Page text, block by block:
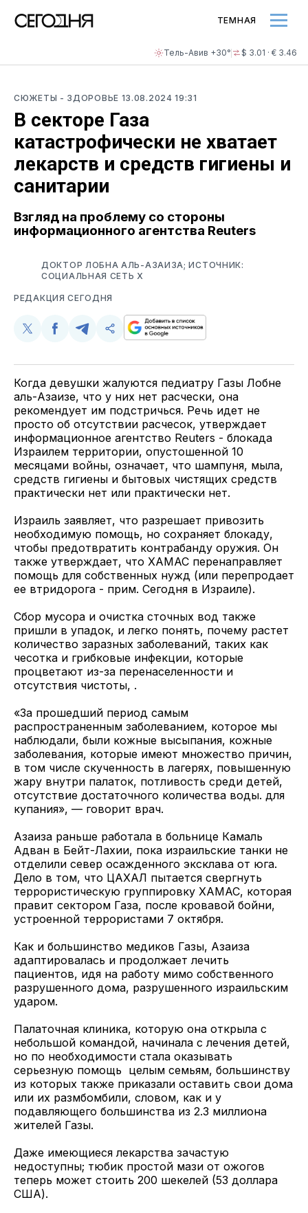
Тель-Авив +30° $ 3.01 · € 3.46
ТЕМНАЯ
СЮЖЕТЫ - ЗДОРОВЬЕ 13.08.2024 19:31
В секторе Газа
катастрофически не хватает
лекарств и средств гигиены и
санитарии
Взгляд на проблему со стороны
информационного агентства Reuters
ДОКТОР ЛОБНА АЛЬ-АЗАИЗА; ИСТОЧНИК:
СОЦИАЛЬНАЯ СЕТЬ Х
РЕДАКЦИЯ СЕГОДНЯ
Поделиться
Twitter
Поделиться
Facebook
Поделиться
Telegram
Скопируйте
поделитесь
Когда девушки жалуются педиатру Газы Лобне
аль-Азаизе, что у них нет расчески, она
рекомендует им подстричься. Речь идет не
просто об отсутствии расчесок, утверждает
информационное агентство Reuters - блокада
Израилем территории, опустошенной 10
месяцами войны, означает, что шампуня, мыла,
средств гигиены и бытовых чистящих средств
практически нет или практически нет.
Израиль заявляет, что разрешает привозить
необходимую помощь, но сохраняет блокаду,
чтобы предотвратить контрабанду оружия. Он
также утверждает, что ХАМАС перенаправляет
помощь для собственных нужд (или перепродает
ее втридорога - прим. Сегодня в Израиле).
Сбор мусора и очистка сточных вод также
пришли в упадок, и легко понять, почему растет
количество заразных заболеваний, таких как
чесотка и грибковые инфекции, которые
процветают из-за перенаселенности и
отсутствия чистоты, .
«За прошедший период самым
распространенным заболеванием, которое мы
наблюдали, были кожные высыпания, кожные
заболевания, которые имеют множество причин,
в том числе скученность в лагерях, повышенную
жару внутри палаток, потливость среди детей,
отсутствие достаточного количества воды. для
купания», — говорит врач.
Азаиза раньше работала в больнице Камаль
Адван в Бейт-Лахии, пока израильские танки не
отделили север осажденного эксклава от юга.
Дело в том, что ЦАХАЛ пытается свергнуть
террористическую группировку ХАМАС, которая
правит сектором Газа, после кровавой бойни,
устроенной террористами 7 октября.
Как и большинство медиков Газы, Азаиза
адаптировалась и продолжает лечить
пациентов, идя на работу мимо собственного
разрушенного дома, разрушенного израильским
ударом.
Палаточная клиника, которую она открыла с
небольшой командой, начинала с лечения детей,
но по необходимости стала оказывать
серьезную помощь целым семьям, большинству
из которых также приказали оставить свои дома
или их размбомбили, словом, как и у
подавляющего большинства из 2.3 миллиона
жителей Газы.
Даже имеющиеся лекарства зачастую
недоступны; тюбик простой мази от ожогов
теперь может стоить 200 шекелей (53 доллара
США).